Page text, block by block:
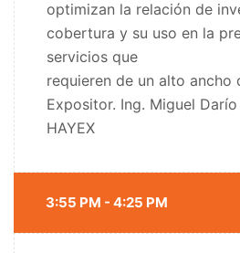
optimizan la relación de
cobertura y su uso en la
servicios que
requieren de un alto ancho
Expositor. Ing. Miguel
HAYEX
3:55 PM - 4:25 PM